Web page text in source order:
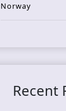
Norway
Recent